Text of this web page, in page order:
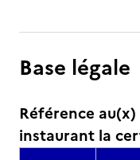
Base légale
Référence
instaurant la